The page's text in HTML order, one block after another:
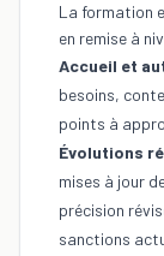
La formation
en remise à
Accueil et
besoins,
points à
Évolutions
mises à jour
précision
sanctions